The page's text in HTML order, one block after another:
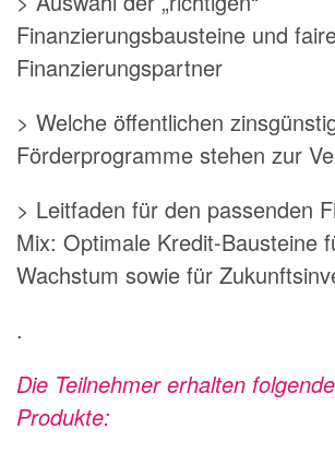
Finanzierungsbausteine und
Finanzierungspartner
> Welche öffentlichen
Förderprogramme stehen zur
> Leitfaden für den passenden
Mix: Optimale Kredit-Bausteine
Wachstum sowie für
.
Die Teilnehmer erhalten
Produkte: